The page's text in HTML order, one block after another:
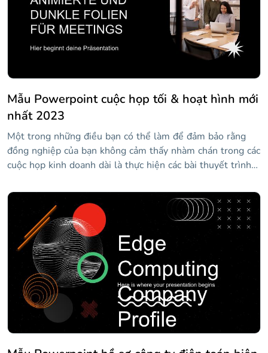
bạn lên một tầm cao mới.
Mẫu Powerpoint cuộc họp tối & hoạt hình mới
nhất 2023
Một trong những điều bạn có thể làm để đảm bảo rằng
đồng nghiệp của bạn không cảm thấy nhàm chán trong các
cuộc họp kinh doanh dài là thực hiện các bài thuyết trình
cho dữ liệu của bạn. Chúng tôi thậm chí có thể cung cấp
cho bạn một mẹo bí mật bổ sung: thêm hoạt ảnh vào nội
dung, điều đó sẽ thu hút sự chú ý của mọi người trong
phòng vào màn hình! Nghe có vẻ phức tạp? Không phải
vậy, bạn chỉ cần tải xuống thiết kế đen trắng này, chúng
tôi đã chuẩn bị tất cả các hình ảnh động thú vị cho bạn!